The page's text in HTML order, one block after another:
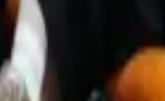
Planlama Teşkilatı verileri
yapıları benzer olan
belirterek,